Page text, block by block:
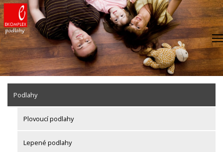
Skip
to
content
Podlahy
Plovoucí podlahy
Lepené podlahy